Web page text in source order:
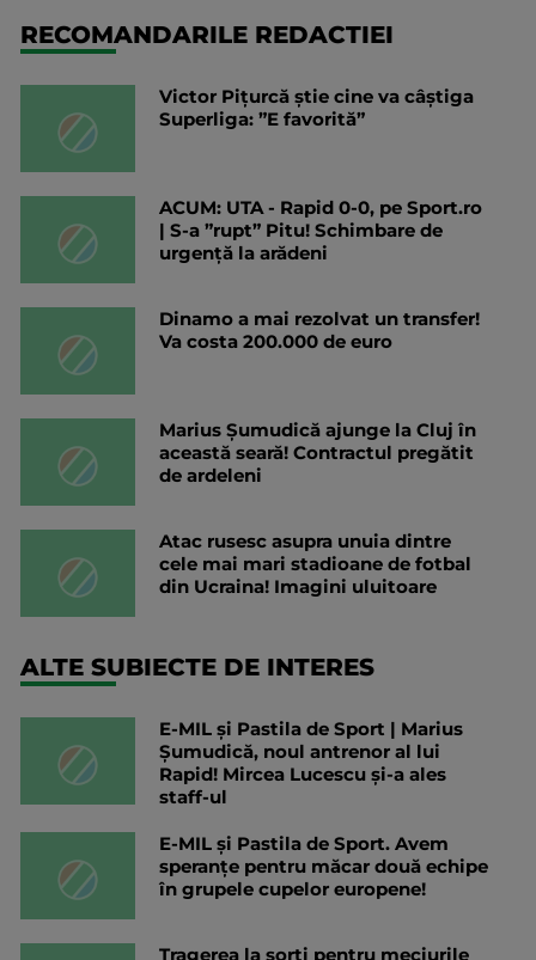
RECOMANDARILE REDACTIEI
Victor Pițurcă știe cine va câștiga
Superliga: ”E favorită”
ACUM: UTA - Rapid 0-0, pe Sport.ro
| S-a ”rupt” Pitu! Schimbare de
urgență la arădeni
Dinamo a mai rezolvat un transfer!
Va costa 200.000 de euro
Marius Șumudică ajunge la Cluj în
această seară! Contractul pregătit
de ardeleni
Atac rusesc asupra unuia dintre
cele mai mari stadioane de fotbal
din Ucraina! Imagini uluitoare
ALTE SUBIECTE DE INTERES
E-MIL și Pastila de Sport | Marius
Șumudică, noul antrenor al lui
Rapid! Mircea Lucescu și-a ales
staff-ul
E-MIL și Pastila de Sport. Avem
speranțe pentru măcar două echipe
în grupele cupelor europene!
Tragerea la sorți pentru meciurile